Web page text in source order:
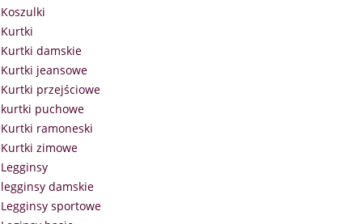
Koszulki
Kurtki
Kurtki damskie
Kurtki jeansowe
Kurtki przejściowe
kurtki puchowe
Kurtki ramoneski
Kurtki zimowe
Legginsy
legginsy damskie
Legginsy sportowe